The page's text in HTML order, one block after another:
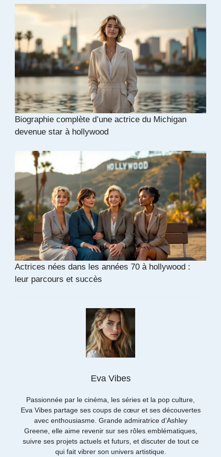
Biographie complète d’une actrice du Michigan
devenue star à hollywood
Actrices nées dans les années 70 à hollywood :
leur parcours et succès
Eva Vibes
Passionnée par le cinéma, les séries et la pop culture,
Eva Vibes partage ses coups de cœur et ses découvertes
avec enthousiasme. Grande admiratrice d’Ashley
Greene, elle aime revenir sur ses rôles emblématiques,
suivre ses projets actuels et futurs, et discuter de tout ce
qui fait vibrer son univers artistique.